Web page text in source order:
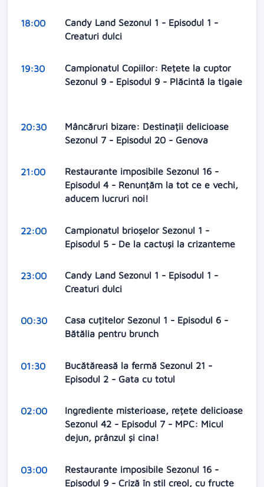
18:00
Candy Land Sezonul 1 - Episodul 1 -
Creaturi dulci
19:30
Campionatul Copiilor: Rețete la cuptor
Sezonul 9 - Episodul 9 - Plăcintă la tigaie
20:30
Mâncăruri bizare: Destinații delicioase
Sezonul 7 - Episodul 20 - Genova
21:00
Restaurante imposibile Sezonul 16 -
Episodul 4 - Renunțăm la tot ce e vechi,
aducem lucruri noi!
22:00
Campionatul brioșelor Sezonul 1 -
Episodul 5 - De la cactuși la crizanteme
23:00
Candy Land Sezonul 1 - Episodul 1 -
Creaturi dulci
00:30
Casa cuțitelor Sezonul 1 - Episodul 6 -
Bătălia pentru brunch
01:30
Bucătăreasă la fermă Sezonul 21 -
Episodul 2 - Gata cu totul
02:00
Ingrediente misterioase, rețete delicioase
Sezonul 42 - Episodul 7 - MPC: Micul
dejun, prânzul și cina!
03:00
Restaurante imposibile Sezonul 16 -
Episodul 9 - Criză în stil creol, cu fructe